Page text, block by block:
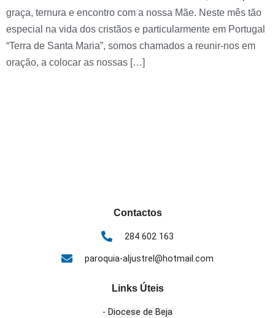
graça, ternura e encontro com a nossa Mãe. Neste mês tão
especial na vida dos cristãos e particularmente em Portugal
“Terra de Santa Maria”, somos chamados a reunir-nos em
oração, a colocar as nossas […]
Contactos
284 602 163
paroquia-aljustrel@hotmail.com
Links Úteis
- Diocese de Beja